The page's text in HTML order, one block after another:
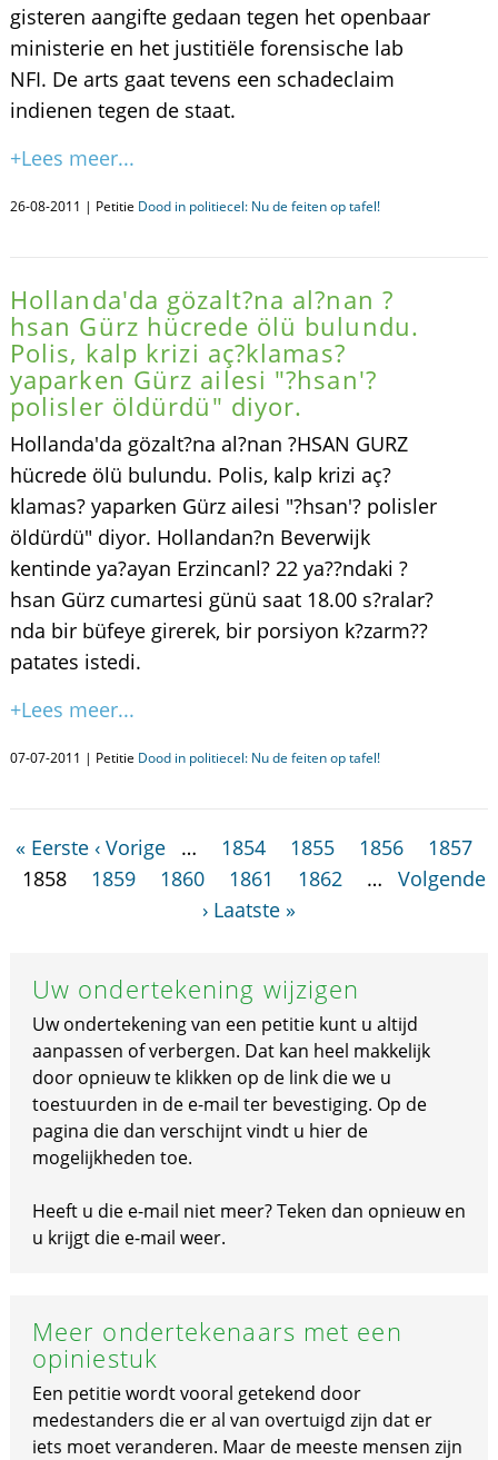
gisteren aangifte gedaan tegen het openbaar
ministerie en het justitiële forensische lab
NFI. De arts gaat tevens een schadeclaim
indienen tegen de staat.
+Lees meer...
26-08-2011 | Petitie Dood in politiecel: Nu de feiten op tafel!
Hollanda'da gözalt?na al?nan ?
hsan Gürz hücrede ölü bulundu.
Polis, kalp krizi aç?klamas?
yaparken Gürz ailesi "?hsan'?
polisler öldürdü" diyor.
Hollanda'da gözalt?na al?nan ?HSAN GURZ
hücrede ölü bulundu. Polis, kalp krizi aç?
klamas? yaparken Gürz ailesi "?hsan'? polisler
öldürdü" diyor. Hollandan?n Beverwijk
kentinde ya?ayan Erzincanl? 22 ya??ndaki ?
hsan Gürz cumartesi günü saat 18.00 s?ralar?
nda bir büfeye girerek, bir porsiyon k?zarm??
patates istedi.
+Lees meer...
07-07-2011 | Petitie Dood in politiecel: Nu de feiten op tafel!
« Eerste ‹ Vorige … 1854 1855 1856
1857
1858
1859 1860 1861 1862 …
Volgende
› Laatste »
Uw ondertekening wijzigen
Uw ondertekening van een petitie kunt u altijd
aanpassen of verbergen. Dat kan heel makkelijk
door opnieuw te klikken op de link die we u
toestuurden in de e-mail ter bevestiging. Op de
pagina die dan verschijnt vindt u hier de
mogelijkheden toe.
Heeft u die e-mail niet meer? Teken dan opnieuw en
u krijgt die e-mail weer.
Meer ondertekenaars met een
opiniestuk
Een petitie wordt vooral getekend door
medestanders die er al van overtuigd zijn dat er
iets moet veranderen. Maar de meeste mensen zijn